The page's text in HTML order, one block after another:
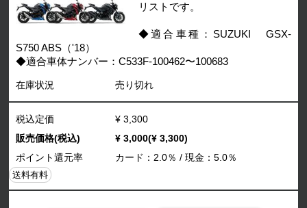
リストです。
◆適合車種：SUZUKI GSX-
S750 ABS（'18）
◆適合車体ナンバー：C533F-100462〜100683
在庫状況 売り切れ
税込定価
¥ 3,300
販売価格(税込)
¥ 3,000(¥ 3,300)
ポイント還元率
カード：2.0％ / 現金：5.0％
送料有料